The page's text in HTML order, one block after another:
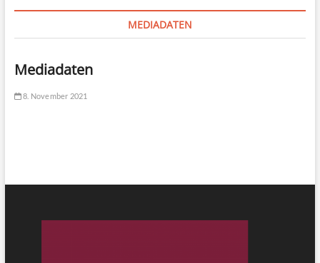
MEDIADATEN
Mediadaten
8. November 2021